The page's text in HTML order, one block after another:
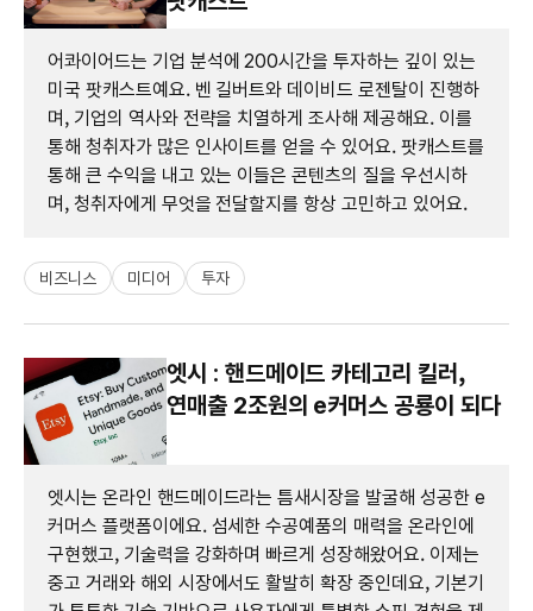
어콰이어드는 기업 분석에 200시간을 투자하는 깊이 있는
미국 팟캐스트예요. 벤 길버트와 데이비드 로젠탈이 진행하
며, 기업의 역사와 전략을 치열하게 조사해 제공해요. 이를
통해 청취자가 많은 인사이트를 얻을 수 있어요. 팟캐스트를
통해 큰 수익을 내고 있는 이들은 콘텐츠의 질을 우선시하
며, 청취자에게 무엇을 전달할지를 항상 고민하고 있어요.
비즈니스 미디어 투자
엣시 : 핸드메이드 카테고리 킬러,
연매출 2조원의 e커머스 공룡이 되다
엣시는 온라인 핸드메이드라는 틈새시장을 발굴해 성공한 e
커머스 플랫폼이에요. 섬세한 수공예품의 매력을 온라인에
구현했고, 기술력을 강화하며 빠르게 성장해왔어요. 이제는
중고 거래와 해외 시장에서도 활발히 확장 중인데요, 기본기